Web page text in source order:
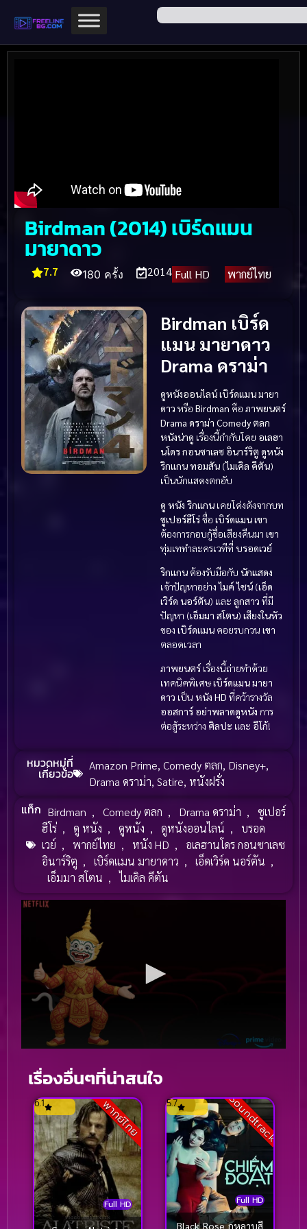
Birdman (2014) เบิร์ดแมน
มายาดาว
7.7 180 ครั้ง 2014 Full HD พากย์ไทย
Birdman เบิร์ด
แมน มายาดาว
Drama ดราม่า
ดูหนังออนไลน์ เบิร์ดแมน มายา
ดาว หรือ Birdman คือ ภาพยนตร์
Drama ดราม่า Comedy ตลก
หนังน่าดู เรื่องนี้กำกับโดย อเลฮา
นโดร กอนซาเลซ อินาร์ริตู ดูหนัง
ริกแกน ทอมสัน (ไมเคิล คีตัน)
เป็นนักแสดงตกอับ
ดู หนัง ริกแกน เคยโด่งดังจากบท
ซูเปอร์ฮีโร่ชื่อ เบิร์ดแมนเขา
ต้องการกอบกู้ชื่อเสียงคืนมา เขา
ทุ่มเททำละครเวทีที่ บรอดเวย์
ริกแกน ต้องรับมือกับ นักแสดง
เจ้าปัญหาอย่างไมค์ ไชน์(เอ็ด
เวิร์ด นอร์ตัน) และ ลูกสาว ที่มี
ปัญหา (เอ็มมา สโตน) เสียงในหัว
ของ เบิร์ดแมน คอยรบกวน เขา
ตลอดเวลา
ภาพยนตร์เรื่องนี้ถ่ายทำด้วย
เทคนิคพิเศษเบิร์ดแมน มายา
ดาว เป็น หนัง HD ที่คว้ารางวัล
ออสการ์ อย่าพลาดดูหนัง การ
ต่อสู้ระหว่าง ศิลปะ และ อีโก้!
หมวดหมู่ที่
เกี่ยวข้อ
Amazon Prime, Comedy ตลก, Disney+,
Drama ดราม่า, Satire, หนังฝรั่ง
แท็ก Birdman , Comedy ตลก , Drama ดราม่า ,
ซูเปอร์
ฮีโร่ , ดู หนัง , ดูหนัง , ดูหนังออนไลน์ ,
บรอด
เวย์ , พากย์ไทย , หนัง HD ,
อเลฮานโดร กอนซาเลซ
อินาร์ริตู , เบิร์ดแมน มายาดาว , เอ็ดเวิร์ด นอร์ตัน ,
เอ็มมา สโตน , ไมเคิล คีตัน
เรื่องอื่นๆที่น่าสนใจ
พากย์ไทย
Full HD
6.1 Soundtrack
Full HD
5.7
Black Rose กุหลาบสี